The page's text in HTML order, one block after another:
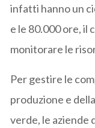
infatti hanno un
e le 80.000 ore, il
monitorare le
Per gestire le
produzione e
verde, le aziende